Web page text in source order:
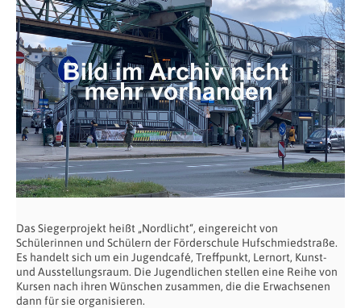
Das Siegerprojekt heißt „Nordlicht“, eingereicht von
Schülerinnen und Schülern der Förderschule Hufschmiedstraße.
Es handelt sich um ein Jugendcafé, Treffpunkt, Lernort, Kunst-
und Ausstellungsraum. Die Jugendlichen stellen eine Reihe von
Kursen nach ihren Wünschen zusammen, die die Erwachsenen
dann für sie organisieren.